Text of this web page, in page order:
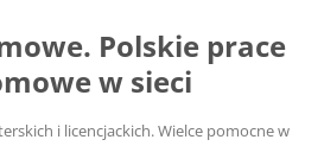
Polskie prace
w sieci
i licencjackich. Wielce pomocne w